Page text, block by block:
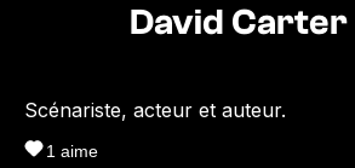
David Carter
Scénariste, acteur et auteur.
1 aime